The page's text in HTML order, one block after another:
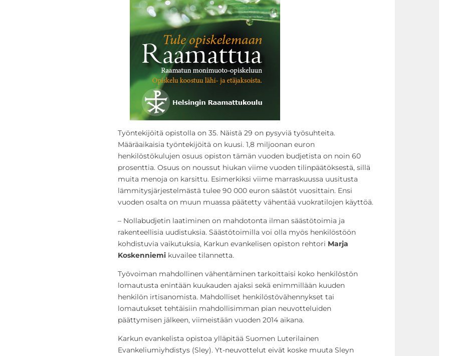
Työntekijöitä opistolla on 35. Näistä 29 on pysyviä työsuhteita.
Määräaikaisia työntekijöitä on kuusi. 1,8 miljoonan euron
henkilöstökulujen osuus opiston tämän vuoden budjetista on noin 60
prosenttia. Osuus on noussut hiukan viime vuoden tilinpäätöksestä, sillä
muita menoja on karsittu. Esimerkiksi viime marraskuussa uusitusta
lämmitysjärjestelmästä tulee 90 000 euron säästöt vuosittain. Ensi
vuoden osalta on muun muassa päätetty vähentää vuokratilojen käyttöä.
– Nollabudjetin laatiminen on mahdotonta ilman säästötoimia ja
rakenteellisia uudistuksia. Säästötoimilla voi olla myös henkilöstöön
kohdistuvia vaikutuksia, Karkun evankelisen opiston rehtori Marja
Koskenniemikuvailee tilannetta.
Työvoiman mahdollinen vähentäminen tarkoittaisi koko henkilöstön
lomautusta enintään kuukauden ajaksi sekä enimmillään kuuden
henkilön irtisanomista. Mahdolliset henkilöstövähennykset tai
lomautukset tehtäisiin mahdollisimman pian neuvotteluiden
päättymisen jälkeen, viimeistään vuoden 2014 aikana.
Karkun evankelista opistoa ylläpitää Suomen Luterilainen
Evankeliumiyhdistys (Sley). Yt-neuvottelut eivät koske muuta Sleyn